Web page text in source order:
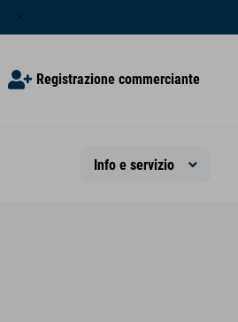
Registrazione commerciante
Info e servizio